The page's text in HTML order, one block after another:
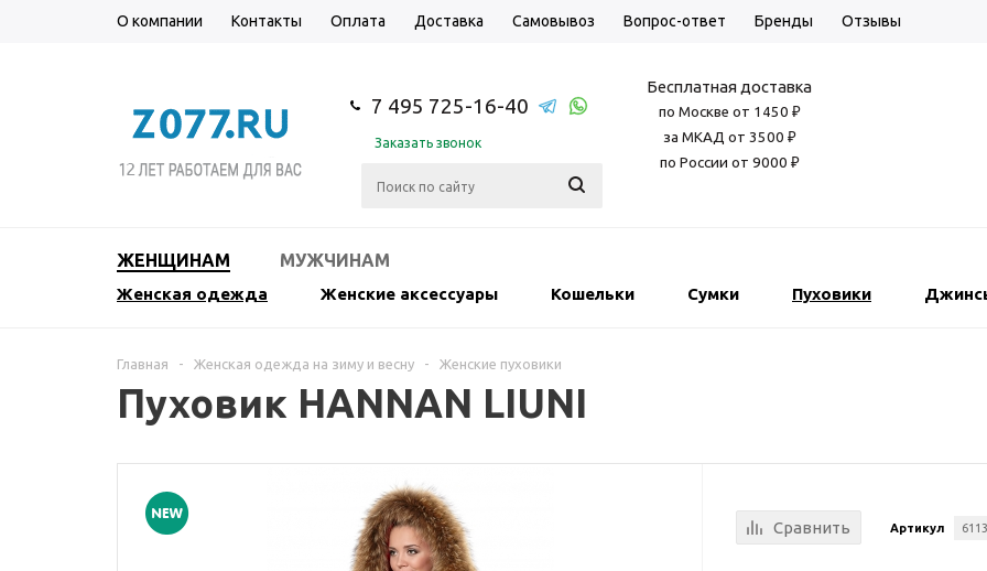
О компании Контакты Оплата Доставка Самовывоз Вопрос-ответ Бренды Отзывы
7 495 725-16-40
Заказать звонок
Бесплатная доставка
по Москве от 1450 ₽
за МКАД от 3500 ₽
по России от 9000 ₽
ЖЕНЩИНАМ МУЖЧИНАМ
Женская одежда Женские аксессуары Кошельки Сумки Пуховики
Главная - Женская одежда на зиму и весну - Женские пуховики
Пуховик HANNAN LIUNI
Сравнить Артикул